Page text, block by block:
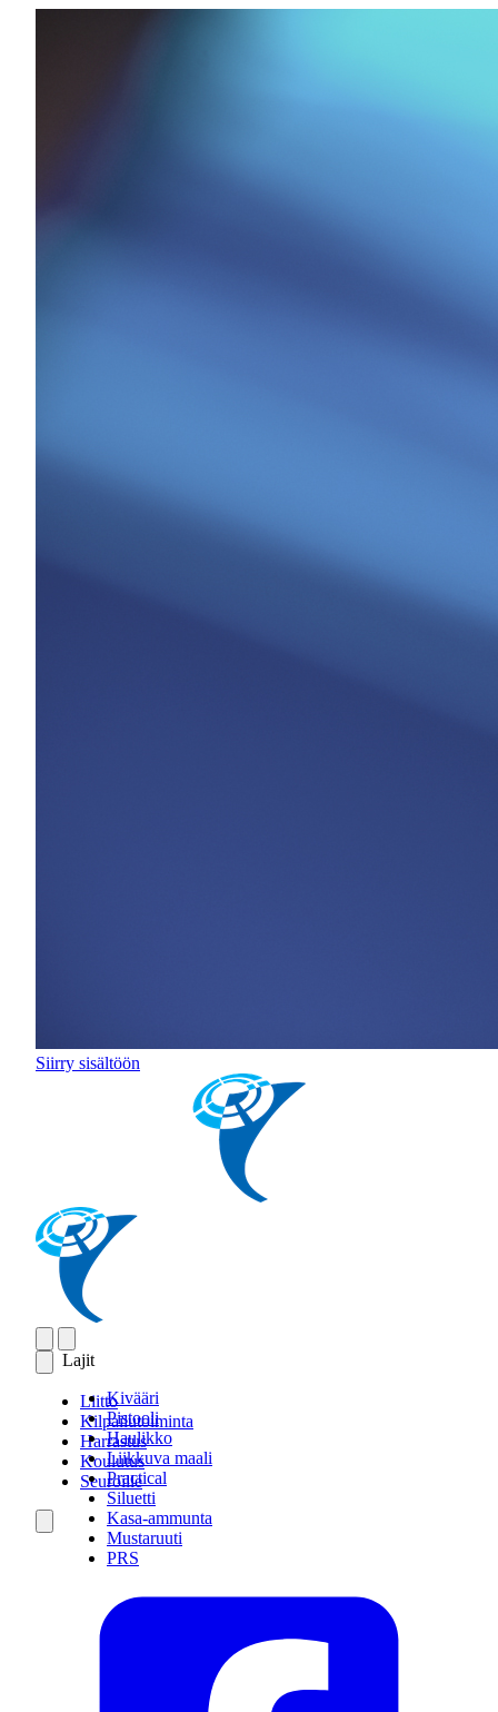
Siirry sisältöön
Lajit
Kivääri
Pistooli
Haulikko
Liikkuva maali
Practical
Siluetti
Kasa-ammunta
Mustaruuti
PRS
Liitto
Kilpailutoiminta
Harrastus
Koulutus
Seuroille